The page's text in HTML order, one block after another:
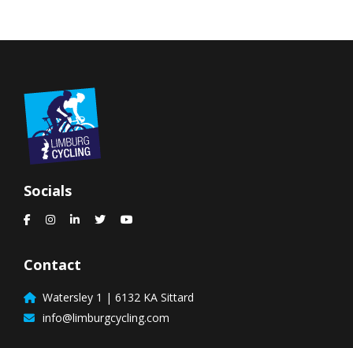
Socials
Contact
Watersley 1 | 6132 KA Sittard
info@limburgcycling.com